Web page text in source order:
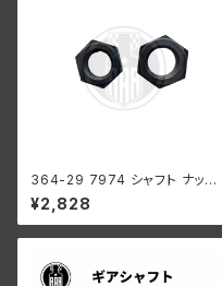
364-29 7974 シャフト ナット
2個セット ハーレーダビッドソン
1929-52年 DL RL WL G フラ
イホイール
¥2,828